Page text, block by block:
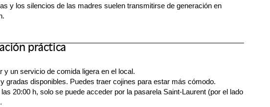
y los silencios de las madres suelen transmitirse de generación en
práctica
y un servicio de comida ligera en el local.
gradas disponibles. Puedes traer cojines para estar más cómodo.
20:00 h, solo se puede acceder por la pasarela Saint-Laurent (por el lado